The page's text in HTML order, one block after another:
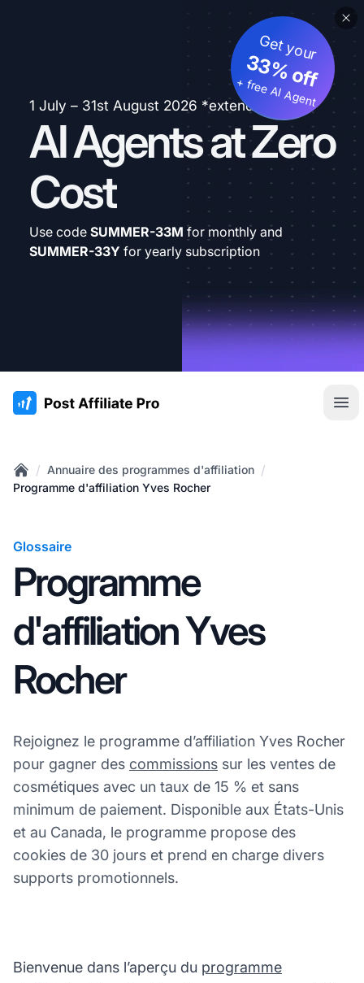
1 July – 31st August 2026 *extended
AI Agents at Zero
Cost
Get your
33% off
+ free AI Agent
Use code SUMMER-33M for monthly and
SUMMER-33Y for yearly subscription
:site.title
Home
/ Annuaire des programmes d'affiliation /
Programme d'affiliation Yves Rocher
Glossaire
Programme
d'affiliation Yves
Rocher
Rejoignez le programme d’affiliation Yves Rocher
pour gagner des commissions sur les ventes de
cosmétiques avec un taux de 15 % et sans
minimum de paiement. Disponible aux États-Unis
et au Canada, le programme propose des
cookies de 30 jours et prend en charge divers
supports promotionnels.
Bienvenue dans l’aperçu du programme